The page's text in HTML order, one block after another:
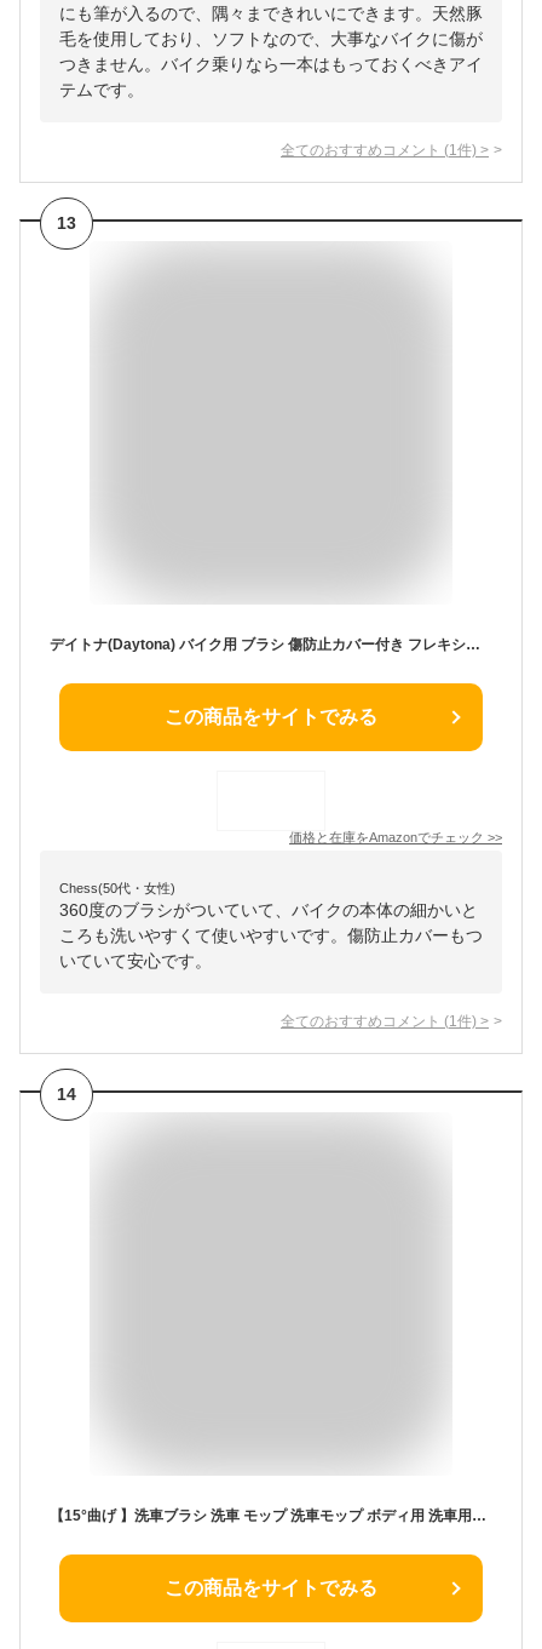
にも筆が入るので、隅々まできれいにできます。天然豚
毛を使用しており、ソフトなので、大事なバイクに傷が
つきません。バイク乗りなら一本はもっておくべきアイ
テムです。
全てのおすすめコメント (1 件) >
13
デイトナ(Daytona) バイク用 ブラシ 傷防止カバー付き フレキシブルホイールブラシ 16942
この商品をサイトでみる
価格と在庫をAmazonでチェック >>
Chess(50代・女性)
360度のブラシがついていて、バイクの本体の細かいと
ころも洗いやすくて使いやすいです。傷防止カバーもつ
いていて安心です。
全てのおすすめコメント (1 件) >
14
【15°曲げ 】洗車ブラシ 洗車 モップ 洗車モップ ボディ用 洗車用品 伸縮柄付き アルミニウム 3段階調整 柔らかい 回転 自動車 屋根大型用洗車 クリーニングブラシ 洗車道具 車掃除ブラシ 傷つかない 超極細繊維 カー用品 洗車グッズ 超吸水 車内 外壁掃除 SUV
この商品をサイトでみる